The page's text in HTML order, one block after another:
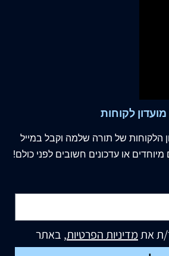
מועדון לקוחות
הלקוחות של תורה שלמה וקבל במייל
או עדכונים חשובים לפני כולם!
ת אתמדיניות הפרטיות, באתר